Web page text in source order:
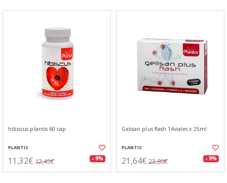
hibiscus plantis 60 cap
PLANTIS
11,32€ 12,45€ - 9%
Gelisan plus flash 14viales x 25ml
PLANTIS
21,64€ 23,80€ - 9%